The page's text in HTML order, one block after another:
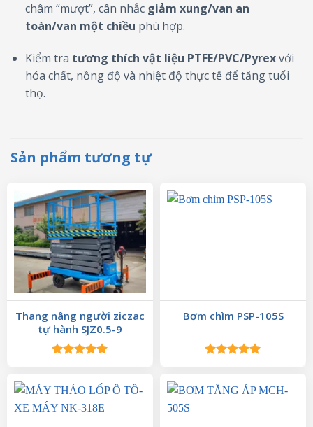
châm “mượt”, cân nhắc giảm xung/van an
toàn/van một chiều phù hợp.
Kiểm tra tương thích vật liệu PTFE/PVC/Pyrexvới
hóa chất, nồng độ và nhiệt độ thực tế để tăng tuổi
thọ.
Sản phẩm tương tự
Thang nâng người ziczac
tự hành SJZ0.5-9
5 sao
Bơm chìm PSP-105S
5 sao